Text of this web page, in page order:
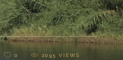
0 2095 VIEWS